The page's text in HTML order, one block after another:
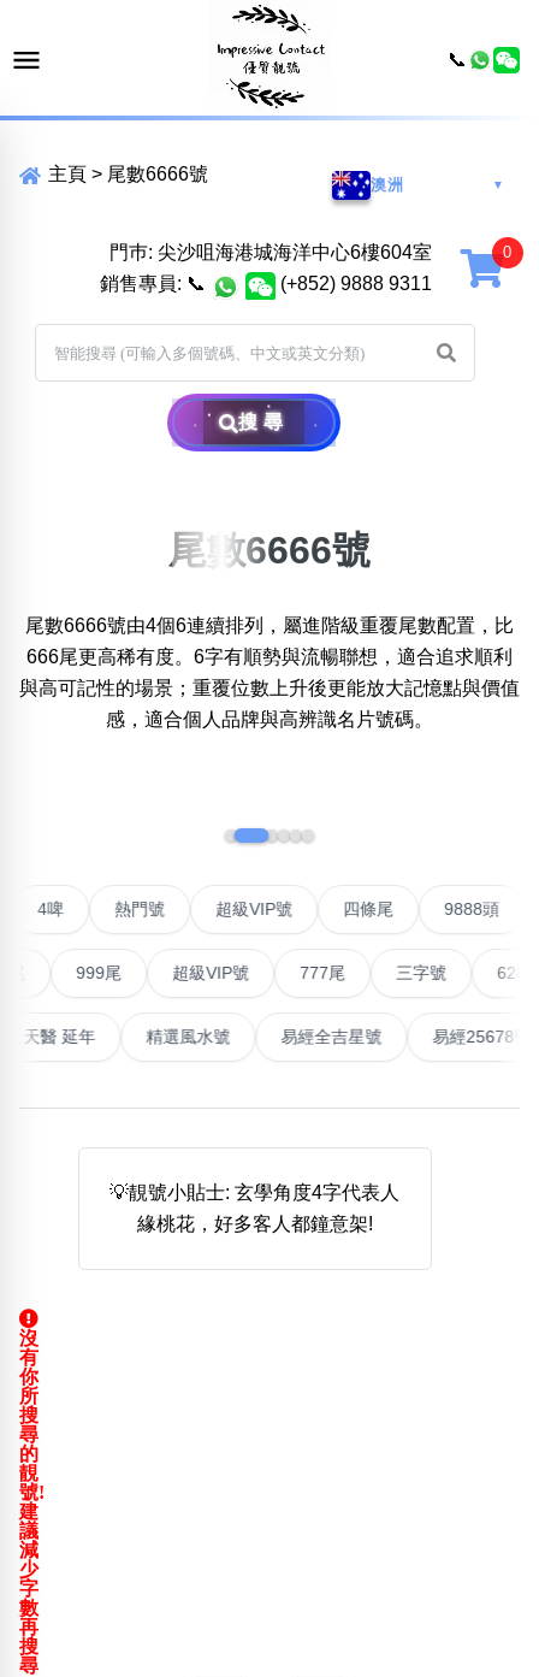
主頁 > 尾數6666號
澳洲 ▼
門巿: 尖沙咀海港城海洋中心6樓604室
銷售專員: 📞 (+852) 9888 9311
搜尋
位置:
一 二 三 四 五 六 七 八 九
無0 無2無3無4無5 無7無8無9
清除全部分類
搜尋
888尾
999尾 777尾 9字頭 6字頭
無4字
全大數字
5萬以上 生天延 全吉星(全號)
清除全部分類
尾數6666號
尾數6666號由4個6連續排列，屬進階級重覆尾數配置，比
666尾更高稀有度。6字有順勢與流暢聯想，適合追求順利
與高可記性的場景；重覆位數上升後更能放大記憶點與價值
感，適合個人品牌與高辨識名片號碼。
熱門號 超級VIP號 四條尾 9888
999尾 超級VIP號 777尾 三字號 6288頭
能量生氣 天醫 延年 精選風水號 易經全吉星號 易經
💡靚號小貼士: 玄學角度4字代表人
緣桃花，好多客人都鐘意架!
沒
有
你
所
搜
尋
的
靚
號!
建
議
減
少
字
數
再
搜
尋
📞